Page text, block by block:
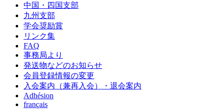
中国・四国支部
九州支部
学会奨励賞
リンク集
FAQ
事務局より
発送物などのお知らせ
会員登録情報の変更
入会案内（兼再入会）・退会案内
Adhésion
français